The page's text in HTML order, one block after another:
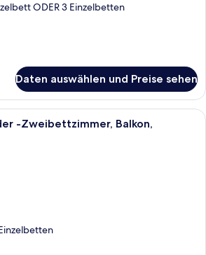
ODER 3 Einzelbetten
Daten auswählen und Preise sehen
Ein Hotelzimmer mit Bett,
-Zweibettzimmer, Balkon,